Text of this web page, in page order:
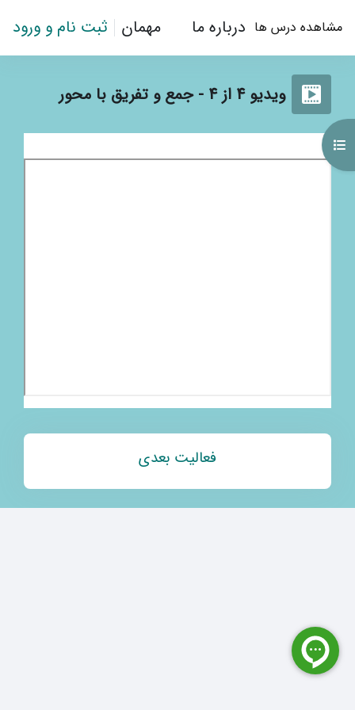
مشاهده درس ها درباره ما مهمان ثبت نام و ورود
ویدیو 4 از 4 - جمع و تفریق با محور
باز کردن فهرست درس
نیازمندی‌های تکمیل
فعالیت بعدی